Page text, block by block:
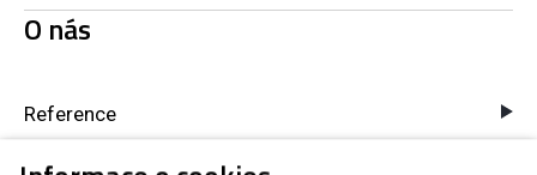
O nás
Reference